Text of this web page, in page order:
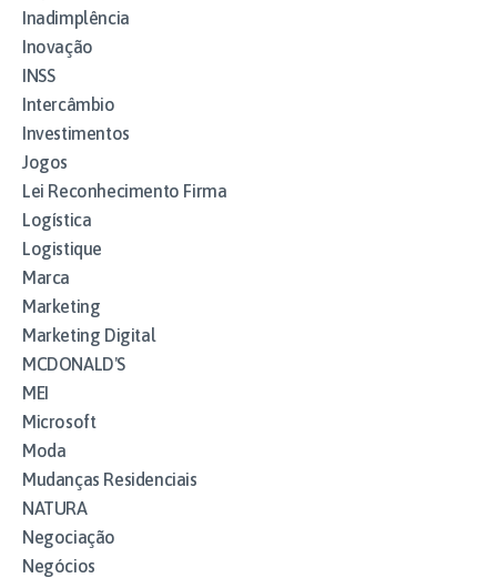
Inadimplência
Inovação
INSS
Intercâmbio
Investimentos
Jogos
Lei Reconhecimento Firma
Logística
Logistique
Marca
Marketing
Marketing Digital
MCDONALD'S
MEI
Microsoft
Moda
Mudanças Residenciais
NATURA
Negociação
Negócios